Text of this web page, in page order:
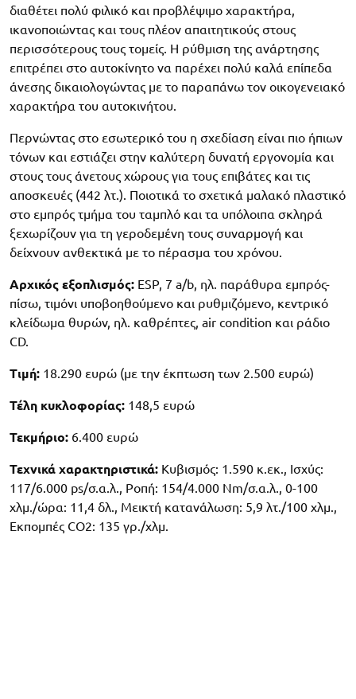
διαθέτει πολύ φιλικό και προβλέψιμο χαρακτήρα,
ικανοποιώντας και τους πλέον απαιτητικούς στους
περισσότερους τους τομείς. Η ρύθμιση της ανάρτησης
επιτρέπει στο αυτοκίνητο να παρέχει πολύ καλά επίπεδα
άνεσης δικαιολογώντας με το παραπάνω τον οικογενειακό
χαρακτήρα του αυτοκινήτου.
Περνώντας στο εσωτερικό του η σχεδίαση είναι πιο ήπιων
τόνων και εστιάζει στην καλύτερη δυνατή εργονομία και
στους τους άνετους χώρους για τους επιβάτες και τις
αποσκευές (442 λτ.). Ποιοτικά το σχετικά μαλακό πλαστικό
στο εμπρός τμήμα του ταμπλό και τα υπόλοιπα σκληρά
ξεχωρίζουν για τη γεροδεμένη τους συναρμογή και
δείχνουν ανθεκτικά με το πέρασμα του χρόνου.
Αρχικός εξοπλισμός: ESP, 7 a/b, ηλ. παράθυρα εμπρός-
πίσω, τιμόνι υποβοηθούμενο και ρυθμιζόμενο, κεντρικό
κλείδωμα θυρών, ηλ. καθρέπτες, air condition και ράδιο
CD.
Τιμή: 18.290 ευρώ (με την έκπτωση των 2.500 ευρώ)
Τέλη κυκλοφορίας: 148,5 ευρώ
Τεκμήριο: 6.400 ευρώ
Τεχνικά χαρακτηριστικά: Κυβισμός: 1.590 κ.εκ., Ισχύς:
117/6.000 ps/σ.α.λ., Ροπή: 154/4.000 Nm/σ.α.λ., 0-100
χλμ./ώρα: 11,4 δλ., Μεικτή κατανάλωση: 5,9 λτ./100 χλμ.,
Εκπομπές CO2: 135 γρ./χλμ.